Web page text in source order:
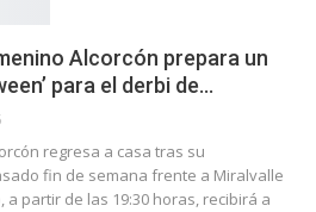
Alcorcón prepara un
para el derbi de…
regresa a casa tras su
fin de semana frente a Miralvalle
partir de las 19:30 horas, recibirá a